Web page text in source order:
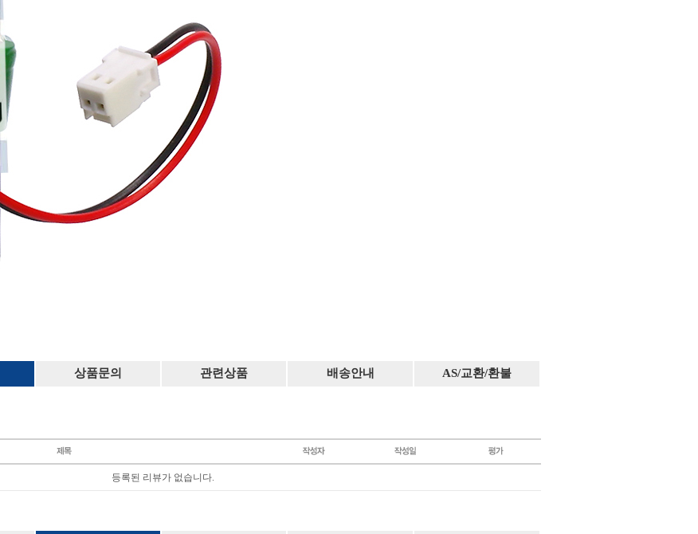
상품문의 관련상품 배송안내 AS/교환/환불
등록된 리뷰가 없습니다.